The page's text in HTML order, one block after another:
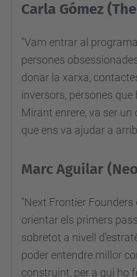
Carla Gómez
"Vam entrar al
persones
donar la xarxa,
inversors, persones
Mirant enrere, va ser
que ens va ajudar a
Marc Aguilar
"Next Frontier
orientar els primers
sobretot a nivell
poder entendre millor
construint, per a qui ho